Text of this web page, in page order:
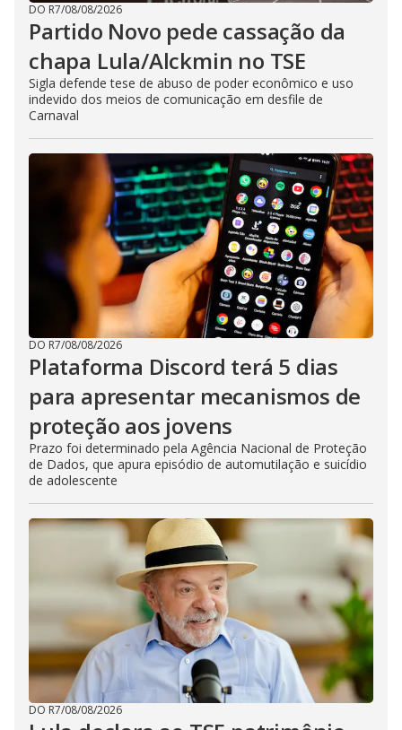
DO R7/08/08/2026
Partido Novo pede cassação da
chapa Lula/Alckmin no TSE
Sigla defende tese de abuso de poder econômico e uso
indevido dos meios de comunicação em desfile de
Carnaval
DO R7/08/08/2026
Plataforma Discord terá 5 dias
para apresentar mecanismos de
proteção aos jovens
Prazo foi determinado pela Agência Nacional de Proteção
de Dados, que apura episódio de automutilação e suicídio
de adolescente
DO R7/08/08/2026